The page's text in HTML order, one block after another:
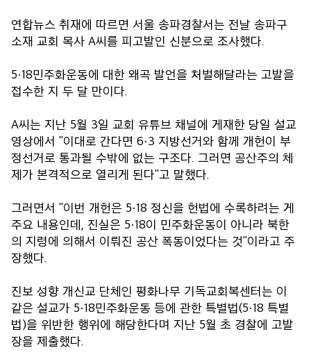
연합뉴스 취재에 따르면 서울 송파경찰서는 전날 송파구
소재 교회 목사 A씨를 피고발인 신분으로 조사했다.
5·18민주화운동에 대한 왜곡 발언을 처벌해달라는 고발을
접수한 지 두 달 만이다.
A씨는 지난 5월 3일 교회 유튜브 채널에 게재한 당일 설교
영상에서 "이대로 간다면 6·3 지방선거와 함께 개헌이 부
정선거로 통과될 수밖에 없는 구조다. 그러면 공산주의 체
제가 본격적으로 열리게 된다"고 말했다.
그러면서 "이번 개헌은 5·18 정신을 헌법에 수록하려는 게
주요 내용인데, 진실은 5·18이 민주화운동이 아니라 북한
의 지령에 의해서 이뤄진 공산 폭동이었다는 것"이라고 주
장했다.
진보 성향 개신교 단체인 평화나무 기독교회복센터는 이
같은 설교가 5·18민주화운동 등에 관한 특별법(5·18 특별
법)을 위반한 행위에 해당한다며 지난 5월 초 경찰에 고발
장을 제출했다.